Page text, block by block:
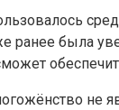
была
не